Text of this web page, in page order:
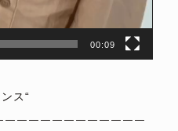
00:09
ス“
￣￣￣￣￣￣￣￣￣￣￣